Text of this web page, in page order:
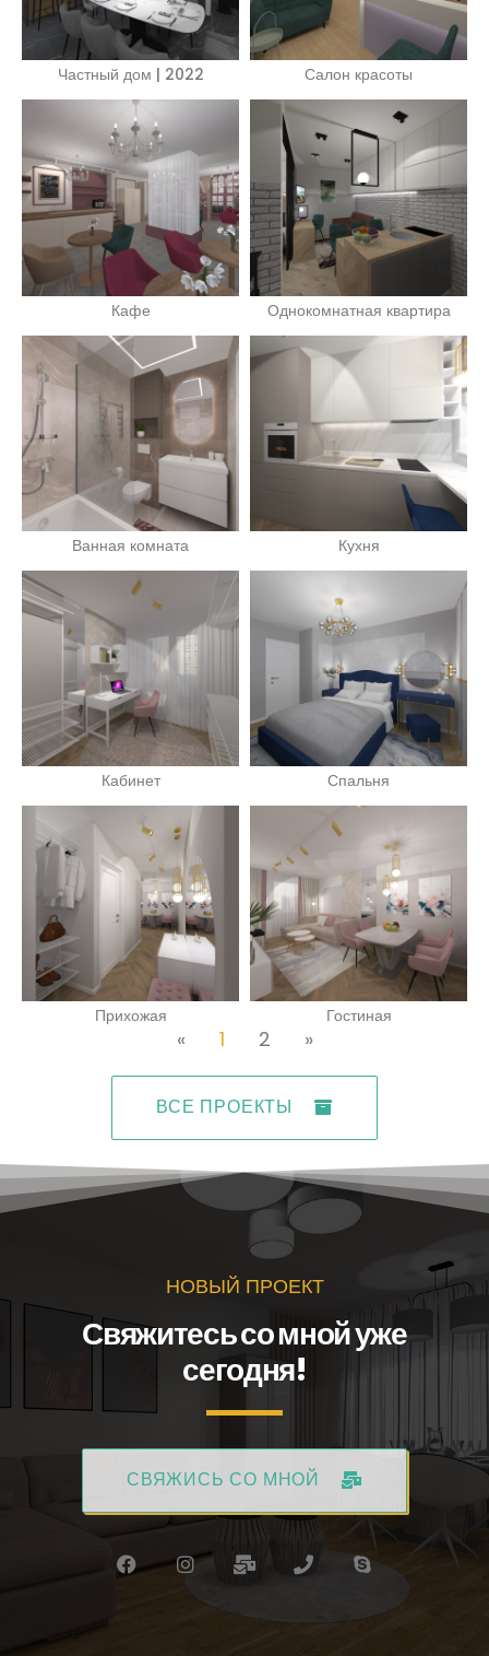
Частный дом | 2022 Салон красоты
Кафе Однокомнатная квартира
Ванная комната Кухня
Кабинет Спальня
Прихожая Гостиная
« 1 2 »
ВСЕ ПРОЕКТЫ
НОВЫЙ ПРОЕКТ
Свяжитесь со мной уже
сегодня!
СВЯЖИСЬ СО МНОЙ